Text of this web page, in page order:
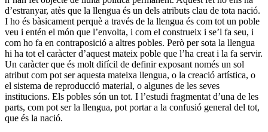
d’estranyar, atès que la llengua és un dels atributs clau de tota nació.
I ho és bàsicament perquè a través de la llengua és com tot un poble
veu i entén el món que l’envolta, i com el construeix i se’l fa seu, i
com ho fa en contraposició a altres pobles. Però per sota la llengua
hi ha tot el caràcter d’aquest mateix poble que l’ha creat i la fa servir.
Un caràcter que és molt difícil de definir exposant només un sol
atribut com pot ser aquesta mateixa llengua, o la creació artística, o
el sistema de reproducció material, o algunes de les seves
institucions. Els pobles són un tot. I l’estudi fragmentat d’una de les
parts, com pot ser la llengua, pot portar a la confusió general del tot,
que és la nació.